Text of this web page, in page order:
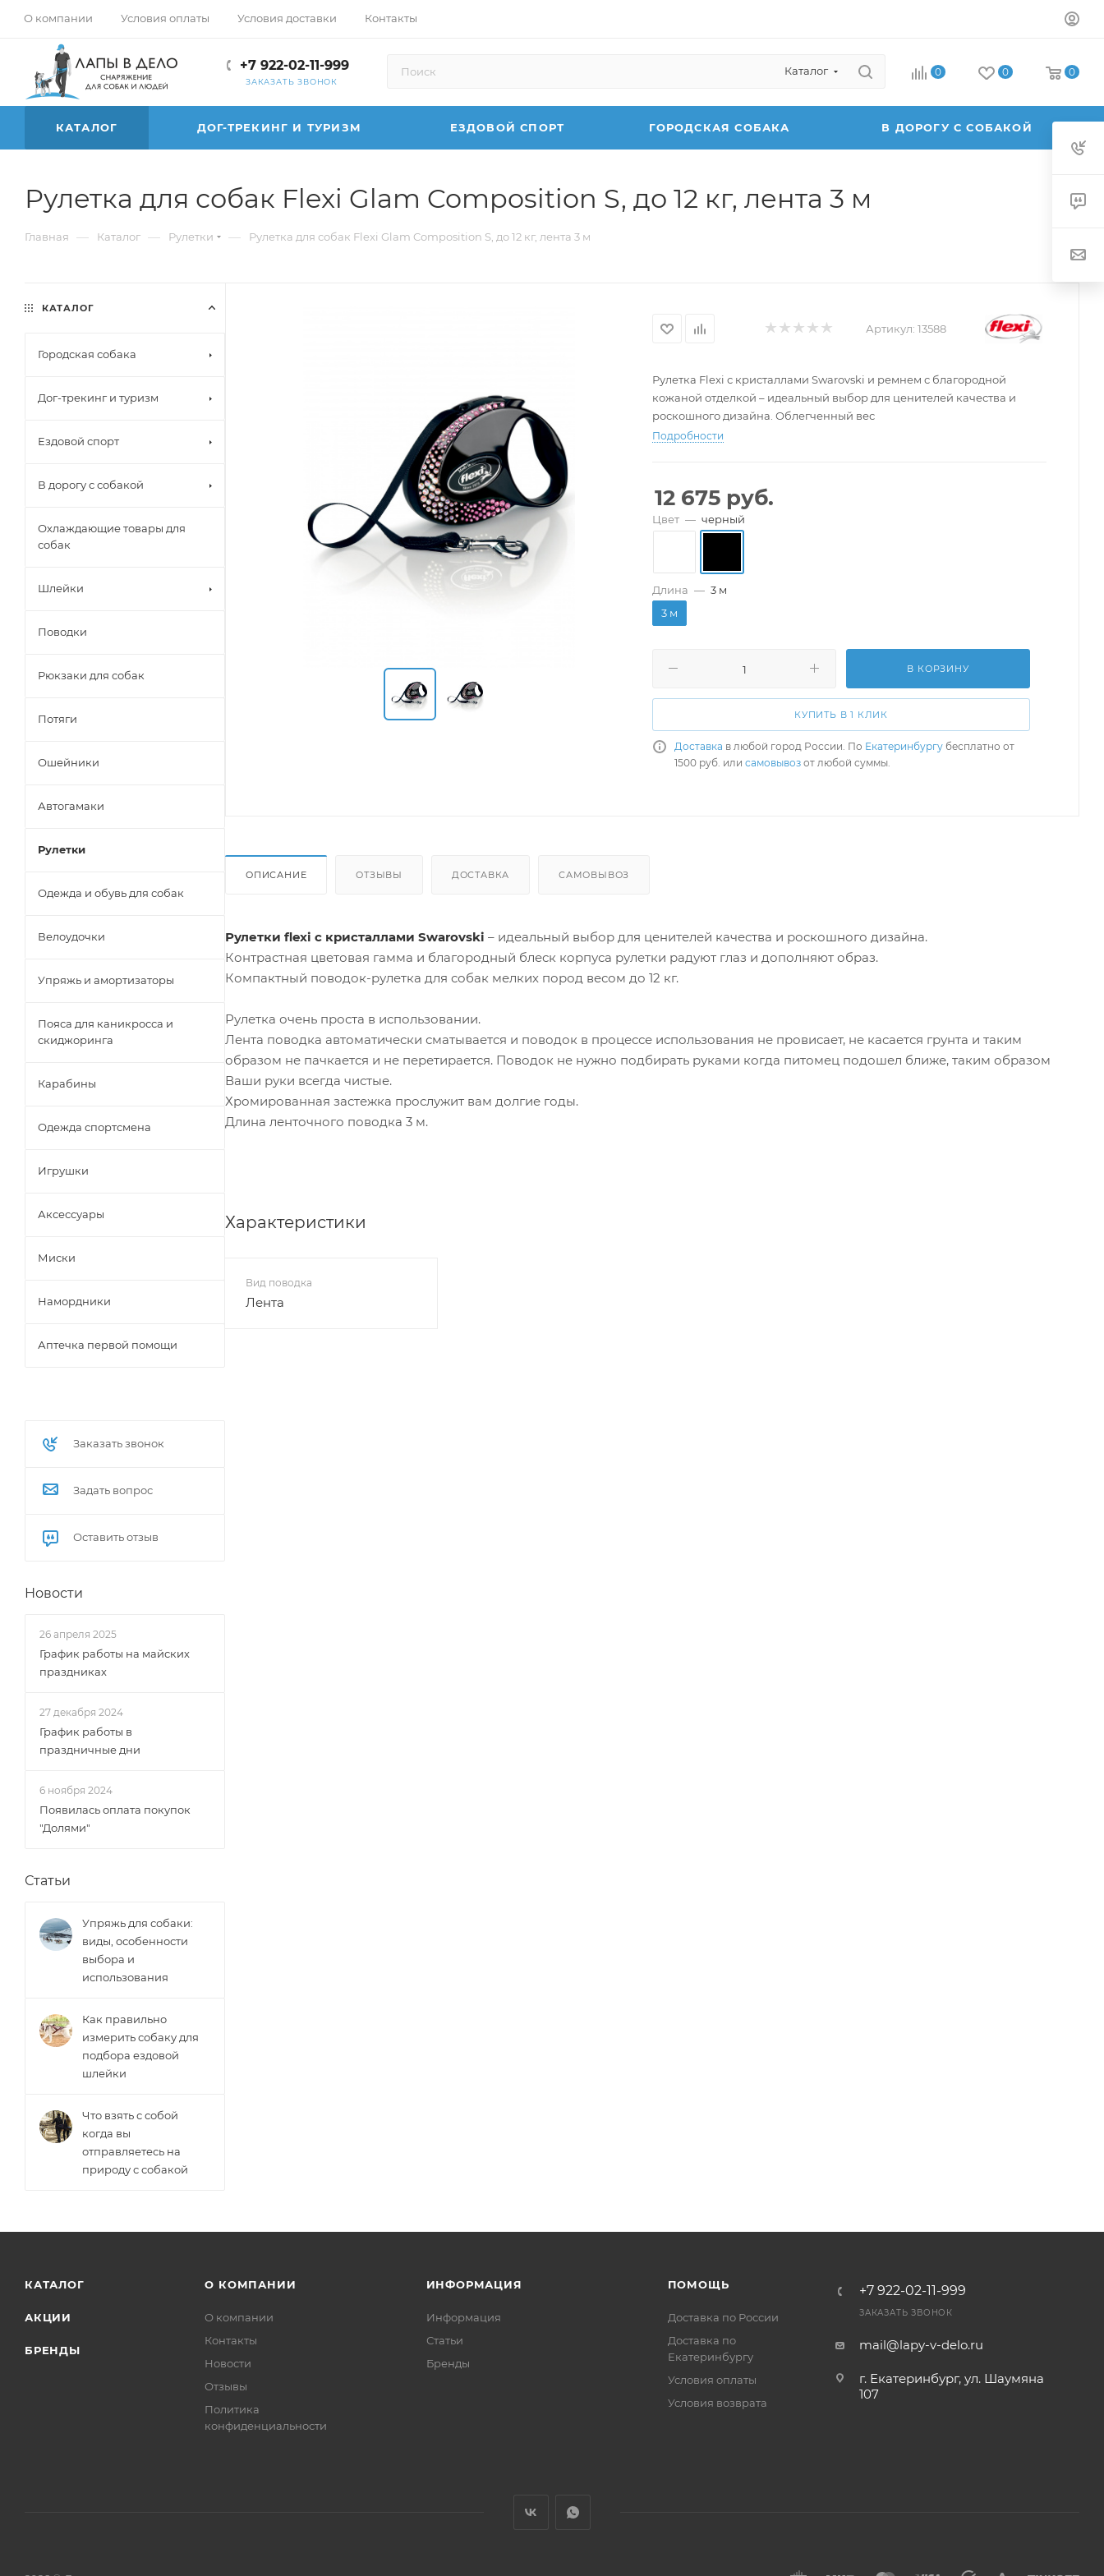
О компании Условия оплаты Условия доставки Контакты
+7 922-02-11-999
ЗАКАЗАТЬ ЗВОНОК
Каталог 0 0 0
КАТАЛОГ ДОГ-ТРЕКИНГ И ТУРИЗМ ЕЗДОВОЙ СПОРТ ГОРОДСКАЯ СОБАКА В ДОРОГУ С СОБАКОЙ
Рулетка для собак Flexi Glam Composition S, до 12 кг, лента 3 м
Главная — Каталог — Рулетки — Рулетка для собак Flexi Glam Composition S, до 12 кг, лента 3 м
Артикул: 13588
Рулетка Flexi с кристаллами Swarovski и ремнем с благородной
кожаной отделкой – идеальный выбор для ценителей качества и
роскошного дизайна. Облегченный вес
Подробности
12 675 руб.
Цвет — черный
Длина — 3 м
3 м
В КОРЗИНУ
КУПИТЬ В 1 КЛИК
Доставка в любой город России. По Екатеринбургу бесплатно от
1500 руб. или самовывоз от любой суммы.
ОПИСАНИЕ ОТЗЫВЫ ДОСТАВКА САМОВЫВОЗ
Рулетки flexi с кристаллами Swarovski – идеальный выбор для ценителей качества и роскошного дизайна.
Контрастная цветовая гамма и благородный блеск корпуса рулетки радуют глаз и дополняют образ.
Компактный поводок-рулетка для собак мелких пород весом до 12 кг.
Рулетка очень проста в использовании.
Лента поводка автоматически сматывается и поводок в процессе использования не провисает, не касается грунта и таким
образом не пачкается и не перетирается. Поводок не нужно подбирать руками когда питомец подошел ближе, таким образом
Ваши руки всегда чистые.
Хромированная застежка прослужит вам долгие годы.
Длина ленточного поводка 3 м.
Характеристики
Вид поводка
Лента
КАТАЛОГ
Городская собака
Дог-трекинг и туризм
Ездовой спорт
В дорогу с собакой
Охлаждающие товары для
собак
Шлейки
Поводки
Рюкзаки для собак
Потяги
Ошейники
Автогамаки
Рулетки
Одежда и обувь для собак
Велоудочки
Упряжь и амортизаторы
Пояса для каникросса и
скиджоринга
Карабины
Одежда спортсмена
Игрушки
Аксессуары
Миски
Намордники
Аптечка первой помощи
Заказать звонок
Задать вопрос
Оставить отзыв
Новости
26 апреля 2025
График работы на майских
праздниках
27 декабря 2024
График работы в
праздничные дни
6 ноября 2024
Появилась оплата покупок
"Долями"
Статьи
Упряжь для собаки:
виды, особенности
выбора и
использования
Как правильно
измерить собаку для
подбора ездовой
шлейки
Что взять с собой
когда вы
отправляетесь на
природу с собакой
КАТАЛОГ
АКЦИИ
БРЕНДЫ
О КОМПАНИИ
О компании
Контакты
Новости
Отзывы
Политика
конфиденциальности
ИНФОРМАЦИЯ
Информация
Статьи
Бренды
ПОМОЩЬ
Доставка по России
Доставка по
Екатеринбургу
Условия оплаты
Условия возврата
+7 922-02-11-999
ЗАКАЗАТЬ ЗВОНОК
mail@lapy-v-delo.ru
г. Екатеринбург, ул. Шаумяна
107